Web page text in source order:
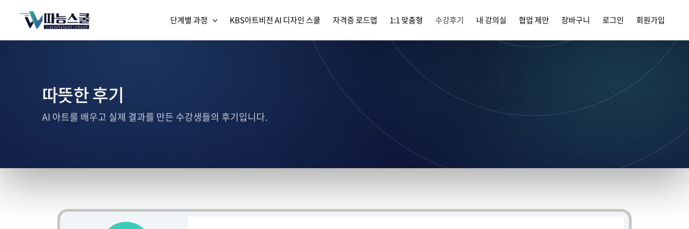
단계별 과정 KBS아트비전 AI 디자인 스쿨 자격증 로드맵 1:1 맞춤형 수강후기 내 강의실 협업 제안 장바구니 로그인 회원가입
따뜻한 후기
AI 아트를 배우고 실제 결과를 만든 수강생들의 후기입니다.